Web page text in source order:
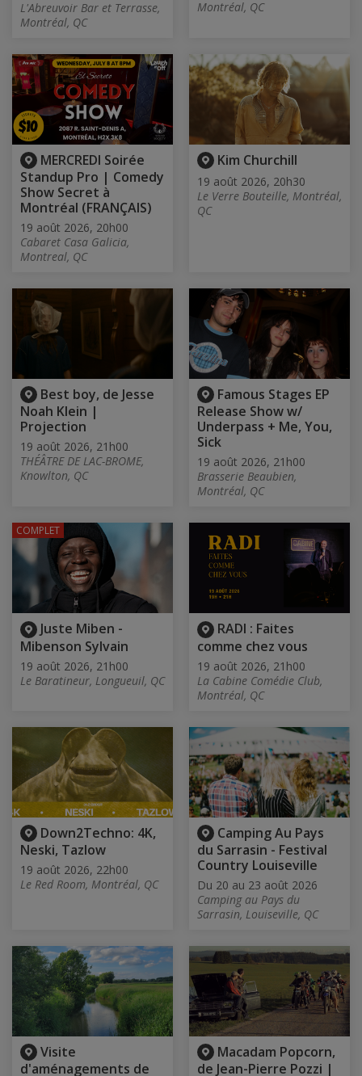
L'Abreuvoir Bar et Terrasse,
Montréal, QC
Montréal, QC
MERCREDI Soirée
Standup Pro | Comedy
Show Secret à
Montréal (FRANÇAIS)
19 août 2026, 20h00
Cabaret Casa Galicia,
Montreal, QC
Kim Churchill
19 août 2026, 20h30
Le Verre Bouteille, Montréal,
QC
Best boy, de Jesse
Noah Klein |
Projection
19 août 2026, 21h00
THÉÂTRE DE LAC-BROME,
Knowlton, QC
Famous Stages EP
Release Show w/
Underpass + Me, You,
Sick
19 août 2026, 21h00
Brasserie Beaubien,
Montréal, QC
Juste Miben -
Mibenson Sylvain
19 août 2026, 21h00
Le Baratineur, Longueuil, QC
COMPLET
RADI : Faites
comme chez vous
19 août 2026, 21h00
La Cabine Comédie Club,
Montréal, QC
Down2Techno: 4K,
Neski, Tazlow
19 août 2026, 22h00
Le Red Room, Montréal, QC
Camping Au Pays
du Sarrasin - Festival
Country Louiseville
Du 20 au 23 août 2026
Camping au Pays du
Sarrasin, Louiseville, QC
Visite
d'aménagements de
Macadam Popcorn,
de Jean-Pierre Pozzi |